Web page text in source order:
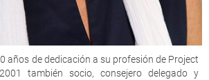
años de dedicación a su profesión de Project
también socio, consejero delegado y